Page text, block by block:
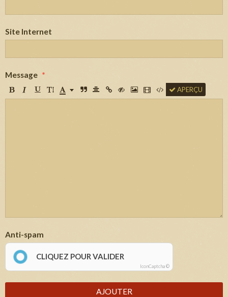
Site Internet
Message
APERÇU
Anti-spam
CLIQUEZ POUR VALIDER
IconCaptcha ©
AJOUTER